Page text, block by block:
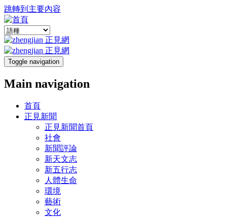
跳轉到主要內容
Toggle navigation
Main navigation
首頁
正見新聞
正見新聞首頁
社會
新聞評論
新天文志
新五行志
人體生命
環境
藝術
文化